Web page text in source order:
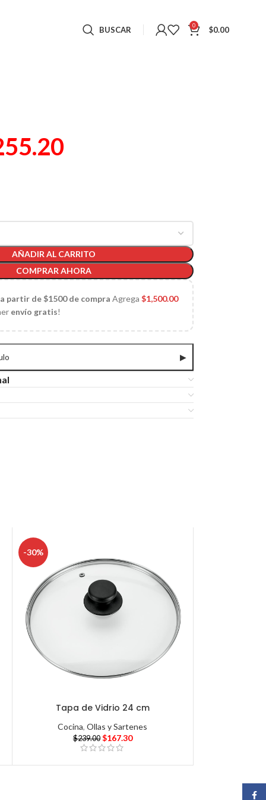
BUSCAR 0 $0.00
AÑADIR AL CARRITO
COMPRAR AHORA
partir de $1500 de compra Agrega$1,500.00
envío gratis!
▶
-30%
Tapa de Vidrio 24 cm
Cocina,Ollas y Sartenes
$239.00 $167.30